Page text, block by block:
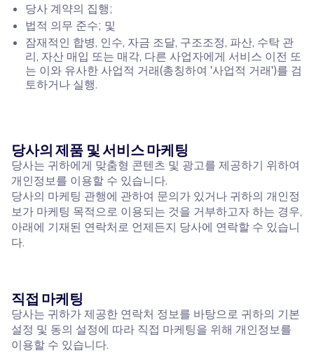
당사 계약의 집행;
법적 의무 준수; 및
잠재적인 합병, 인수, 자금 조달, 구조조정, 파산, 수탁 관
리, 자산 매입 또는 매각, 다른 사업자에게 서비스 이전 또
는 이와 유사한 사업적 거래(총칭하여 '사업적 거래')를 검
토하거나 실행.
당사의 제품 및 서비스 마케팅
당사는 귀하에게 맞춤형 콘텐츠 및 광고를 제공하기 위하여
개인정보를 이용할 수 있습니다.
당사의 마케팅 관행에 관하여 문의가 있거나 귀하의 개인정
보가 마케팅 목적으로 이용되는 것을 거부하고자 하는 경우,
아래에 기재된 연락처로 언제든지 당사에 연락할 수 있습니
다.
직접 마케팅
당사는 귀하가 제공한 연락처 정보를 바탕으로 귀하의 기본
설정 및 동의 설정에 따라 직접 마케팅을 위해 개인정보를
이용할 수 있습니다.